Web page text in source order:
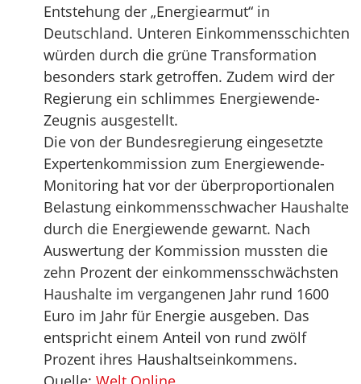
Entstehung der „Energiearmut“ in
Deutschland. Unteren Einkommensschichten
würden durch die grüne Transformation
besonders stark getroffen. Zudem wird der
Regierung ein schlimmes Energiewende-
Zeugnis ausgestellt.
Die von der Bundesregierung eingesetzte
Expertenkommission zum Energiewende-
Monitoring hat vor der überproportionalen
Belastung einkommensschwacher Haushalte
durch die Energiewende gewarnt. Nach
Auswertung der Kommission mussten die
zehn Prozent der einkommensschwächsten
Haushalte im vergangenen Jahr rund 1600
Euro im Jahr für Energie ausgeben. Das
entspricht einem Anteil von rund zwölf
Prozent ihres Haushaltseinkommens.